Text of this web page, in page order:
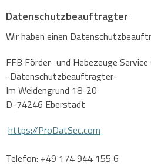
Datenschutz­beauftragter
Wir haben einen
FFB Förder- und Hebezeuge Service
-Datenschutzbeauftragter-
Im Weidengrund 18-20
D-74246 Eberstadt
https://ProDatSec.com
Telefon: +49 174 944 155 6